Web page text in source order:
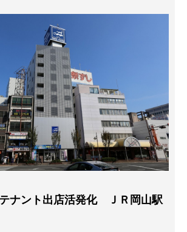
ナント出店活発化 ＪＲ岡山駅